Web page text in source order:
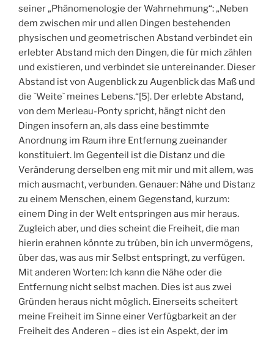
seiner „Phänomenologie der Wahrnehmung“: „Neben
dem zwischen mir und allen Dingen bestehenden
physischen und geometrischen Abstand verbindet ein
erlebter Abstand mich den Dingen, die für mich zählen
und existieren, und verbindet sie untereinander. Dieser
Abstand ist von Augenblick zu Augenblick das Maß und
die `Weite` meines Lebens.“[5]. Der erlebte Abstand,
von dem Merleau-Ponty spricht, hängt nicht den
Dingen insofern an, als dass eine bestimmte
Anordnung im Raum ihre Entfernung zueinander
konstituiert. Im Gegenteil ist die Distanz und die
Veränderung derselben eng mit mir und mit allem, was
mich ausmacht, verbunden. Genauer: Nähe und Distanz
zu einem Menschen, einem Gegenstand, kurzum:
einem Ding in der Welt entspringen aus mir heraus.
Zugleich aber, und dies scheint die Freiheit, die man
hierin erahnen könnte zu trüben, bin ich unvermögens,
über das, was aus mir Selbst entspringt, zu verfügen.
Mit anderen Worten: Ich kann die Nähe oder die
Entfernung nicht selbst machen. Dies ist aus zwei
Gründen heraus nicht möglich. Einerseits scheitert
meine Freiheit im Sinne einer Verfügbarkeit an der
Freiheit des Anderen – dies ist ein Aspekt, der im